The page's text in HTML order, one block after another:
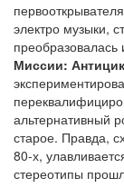
электро музыки,
Миссии:
альтернативный
старое. Правда,
80-х,
стереотипы